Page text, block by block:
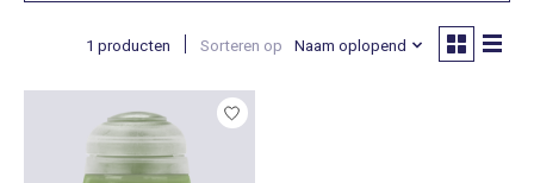
1 producten Sorteren op Naam oplopend